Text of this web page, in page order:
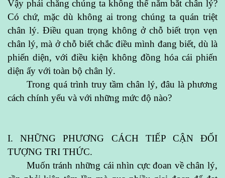
Vậy phải chăng chúng ta không thể nắm bắt chân lý?
Có chứ, mặc dù không ai trong chúng ta quán triệt
chân lý. Điều quan trọng không ở chỗ biết trọn vẹn
chân lý, mà ở chỗ biết chắc điều mình đang biết, dù là
phiến diện, với điều kiện không đồng hóa cái phiến
diện ấy với toàn bộ chân lý.
Trong quá trình truy tầm chân lý, đâu là phương
cách chính yếu và với những mức độ nào?
I. NHỮNG PHƯƠNG CÁCH TIẾP CẬN ĐỐI
TƯỢNG TRI THỨC.
Muốn tránh những cái nhìn cực đoan về chân lý,